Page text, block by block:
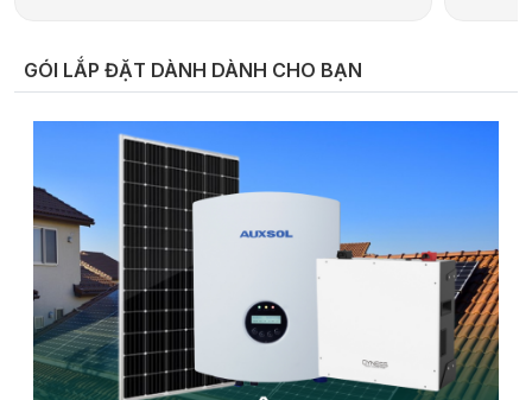
công nghiệp và quy mô tiện ích, bao gồm biến
tần hybrid, biến tần chuỗi và pin lưu trữ điện.
GÓI LẮP ĐẶT DÀNH DÀNH CHO BẠN